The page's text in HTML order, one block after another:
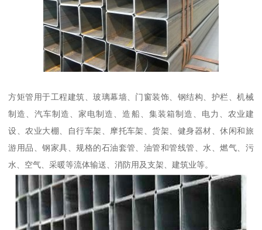
方矩管用于工程建筑、玻璃幕墙、门窗装饰、钢结构、护栏、机械
制造、汽车制造、家电制造、造船、集装箱制造、电力、农业建
设、农业大棚、自行车架、摩托车架、货架、健身器材、休闲和旅
游用品、钢家具、规格的石油套管、油管和管线管、水、燃气、污
水、空气、采暖等流体输送、消防用及支架、建筑业等。